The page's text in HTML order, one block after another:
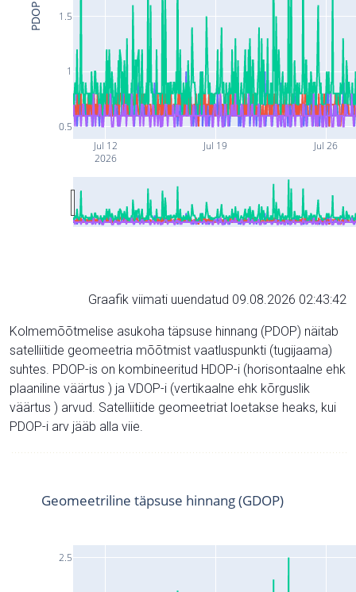
Jul 12
2026
Jul 19 Jul 26
0.5
1
1.5
PDOP
Graafik viimati uuendatud 09.08.2026 02:43:42
Kolmemõõtmelise asukoha täpsuse hinnang (PDOP) näitab
satelliitide geomeetria mõõtmist vaatluspunkti (tugijaama)
suhtes. PDOP-is on kombineeritud HDOP-i (horisontaalne ehk
plaaniline väärtus ) ja VDOP-i (vertikaalne ehk kõrguslik
väärtus ) arvud. Satelliitide geomeetriat loetakse heaks, kui
PDOP-i arv jääb alla viie.
2.5
Geomeetriline täpsuse hinnang (GDOP)